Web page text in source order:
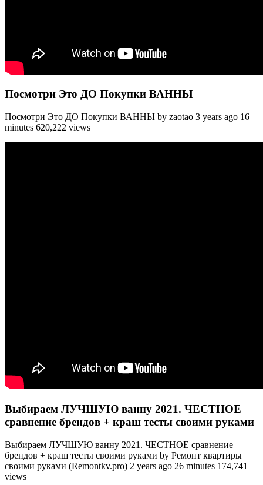
Посмотри Это ДО Покупки ВАННЫ
Посмотри Это ДО Покупки ВАННЫ by zaotao 3 years ago 16
minutes 620,222 views
Выбираем ЛУЧШУЮ ванну 2021. ЧЕСТНОЕ
сравнение брендов + краш тесты своими руками
Выбираем ЛУЧШУЮ ванну 2021. ЧЕСТНОЕ сравнение
брендов + краш тесты своими руками by Ремонт квартиры
своими руками (Remontkv.pro) 2 years ago 26 minutes 174,741
views